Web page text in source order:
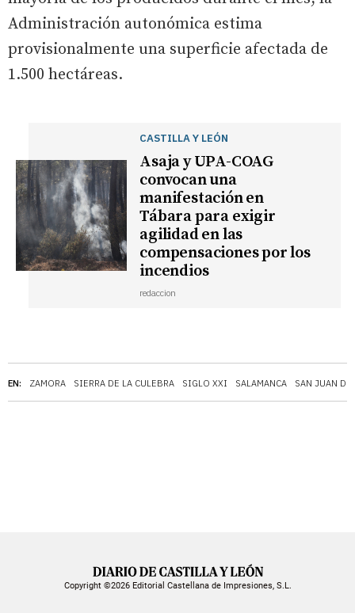
EN: ZAMORA SIERRA DE LA CULEBRA SIGLO XXI SALAMANCA SAN JUAN DE
Administración autonómica estima
provisionalmente una superficie afectada de
1.500 hectáreas.
CASTILLA Y LEÓN
Asaja y UPA-COAG
convocan una
manifestación en
Tábara para exigir
agilidad en las
compensaciones por los
incendios
redaccion
Copyright ©2026 Editorial Castellana de Impresiones, S.L.